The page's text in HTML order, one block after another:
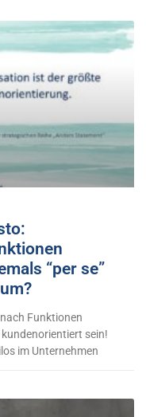
“per se”
Funktionen
sein!
im Unternehmen